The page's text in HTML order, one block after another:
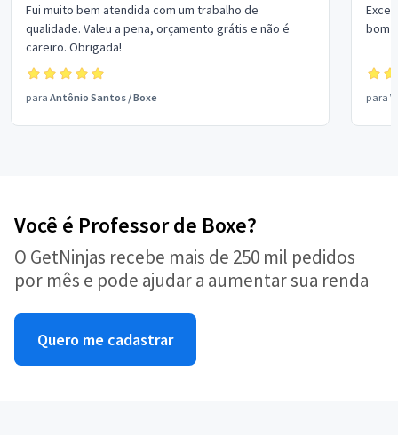
Fui muito bem atendida com um trabalho de
qualidade. Valeu a pena, orçamento grátis e não é
careiro. Obrigada!
para Antônio Santos /Boxe
bom
para
Você é Professor de Boxe?
O GetNinjas recebe mais de 250 mil pedidos
por mês e pode ajudar a aumentar sua renda
Quero me cadastrar